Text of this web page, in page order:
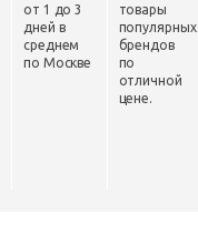
от 1 до 3
дней в
среднем
по Москве
товары
популярных
брендов
по
отличной
цене.